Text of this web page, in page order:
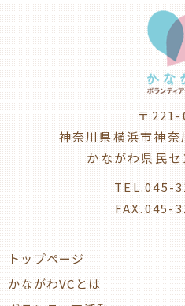
〒
神奈川県横浜市神
かながわ県民
TEL.045-
FAX.045-
トップページ
かながわVCとは